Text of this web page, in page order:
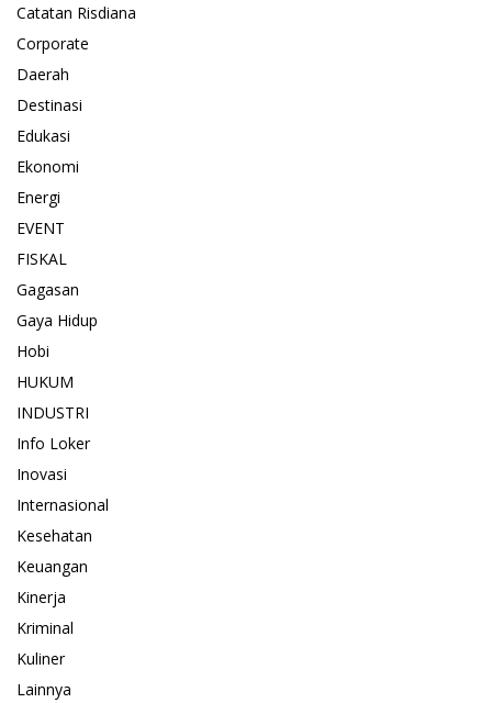
Catatan Risdiana
Corporate
Daerah
Destinasi
Edukasi
Ekonomi
Energi
EVENT
FISKAL
Gagasan
Gaya Hidup
Hobi
HUKUM
INDUSTRI
Info Loker
Inovasi
Internasional
Kesehatan
Keuangan
Kinerja
Kriminal
Kuliner
Lainnya